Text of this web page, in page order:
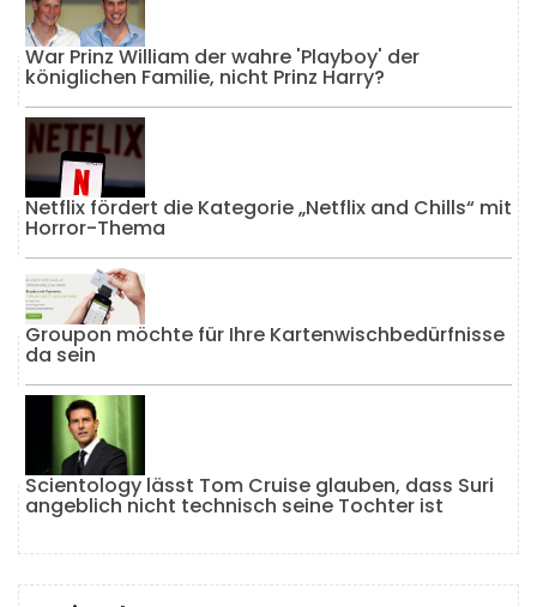
War Prinz William der wahre 'Playboy' der
königlichen Familie, nicht Prinz Harry?
Netflix fördert die Kategorie „Netflix and Chills“ mit
Horror-Thema
Groupon möchte für Ihre Kartenwischbedürfnisse
da sein
Scientology lässt Tom Cruise glauben, dass Suri
angeblich nicht technisch seine Tochter ist